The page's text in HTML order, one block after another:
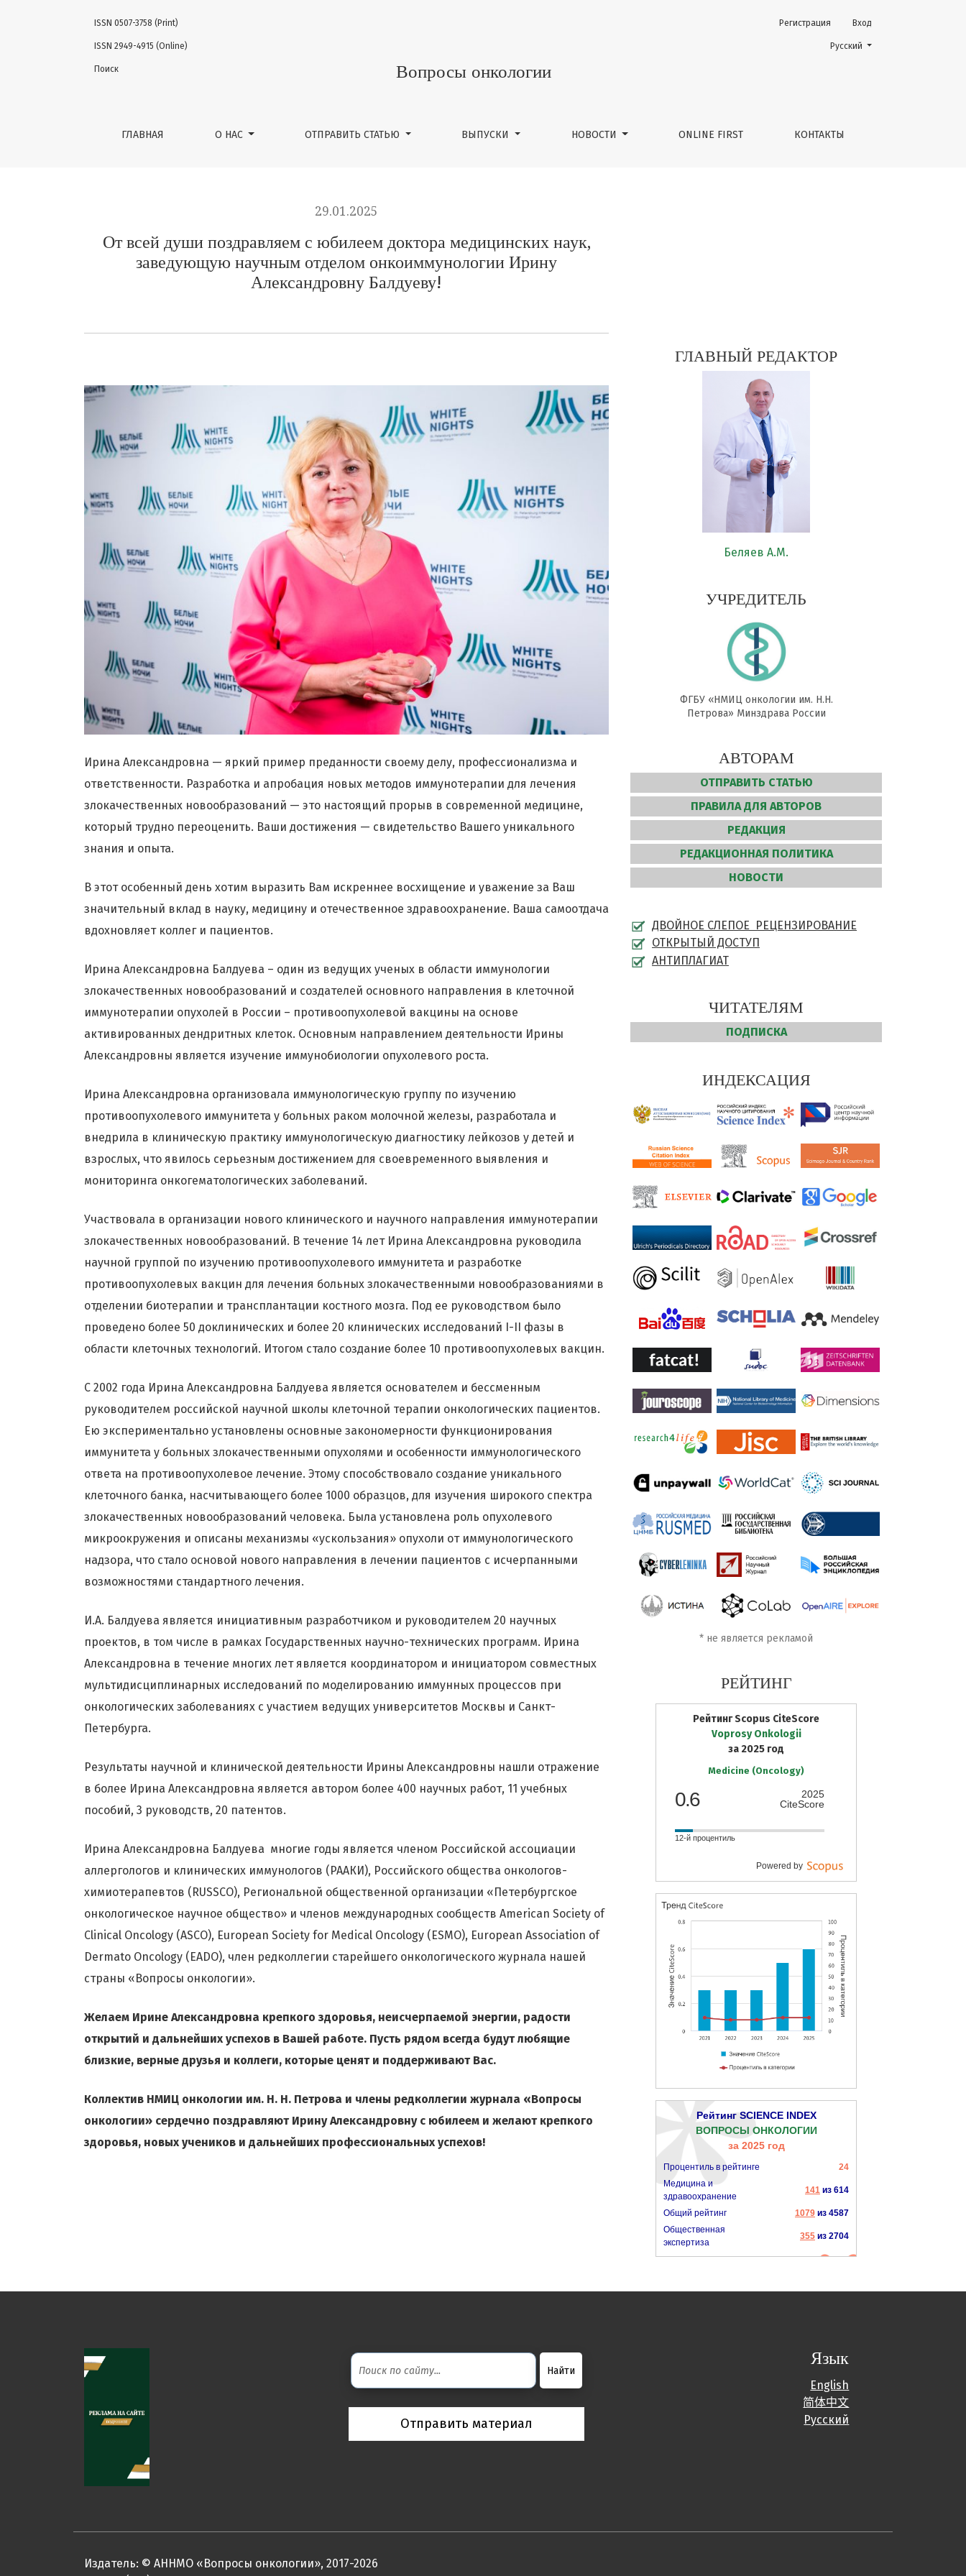
От всей души поздравляем с юбилеем доктора медицинских наук, заведующую научным отделом онкоиммунологии Ирину Александровну Балдуеву!
Вопросы онкологии
ГЛАВНАЯ О НАС ОТПРАВИТЬ СТАТЬЮ ВЫПУСКИ НОВОСТИ ONLINE FIRST КОНТАКТЫ
Регистрация Вход
ISSN 0507-3758 (Print)
ISSN 2949-4915 (Online)
Поиск
Change the language. The
Русский
29.01.2025
От всей души поздравляем с юбилеем доктора медицинских наук,
заведующую научным отделом онкоиммунологии Ирину
Александровну Балдуеву!
Ирина Александровна — яркий пример преданности своему делу, профессионализма и
ответственности. Разработка и апробация новых методов иммунотерапии для лечения
злокачественных новообразований — это настоящий прорыв в современной медицине,
который трудно переоценить. Ваши достижения — свидетельство Вашего уникального
знания и опыта.
В этот особенный день хотим выразить Вам искреннее восхищение и уважение за Ваш
значительный вклад в науку, медицину и отечественное здравоохранение. Ваша самоотдача
вдохновляет коллег и пациентов.
Ирина Александровна Балдуева – один из ведущих ученых в области иммунологии
злокачественных новообразований и создателей основного направления в клеточной
иммунотерапии опухолей в России – противоопухолевой вакцины на основе
активированных дендритных клеток. Основным направлением деятельности Ирины
Александровны является изучение иммунобиологии опухолевого роста.
Ирина Александровна организовала иммунологическую группу по изучению
противоопухолевого иммунитета у больных раком молочной железы, разработала и
внедрила в клиническую практику иммунологическую диагностику лейкозов у детей и
взрослых, что явилось серьезным достижением для своевременного выявления и
мониторинга онкогематологических заболеваний.
Участвовала в организации нового клинического и научного направления иммунотерапии
злокачественных новообразований. В течение 14 лет Ирина Александровна руководила
научной группой по изучению противоопухолевого иммунитета и разработке
противоопухолевых вакцин для лечения больных злокачественными новообразованиями в
отделении биотерапии и трансплантации костного мозга. Под ее руководством было
проведено более 50 доклинических и более 20 клинических исследований I-II фазы в
области клеточных технологий. Итогом стало создание более 10 противоопухолевых вакцин.
С 2002 года Ирина Александровна Балдуева является основателем и бессменным
руководителем российской научной школы клеточной терапии онкологических пациентов.
Ею экспериментально установлены основные закономерности функционирования
иммунитета у больных злокачественными опухолями и особенности иммунологического
ответа на противоопухолевое лечение. Этому способствовало создание уникального
клеточного банка, насчитывающего более 1000 образцов, для изучения широкого спектра
злокачественных новообразований человека. Была установлена роль опухолевого
микроокружения и описаны механизмы «ускользания» опухоли от иммунологического
надзора, что стало основой нового направления в лечении пациентов с исчерпанными
возможностями стандартного лечения.
И.А. Балдуева является инициативным разработчиком и руководителем 20 научных
проектов, в том числе в рамках Государственных научно-технических программ. Ирина
Александровна в течение многих лет является координатором и инициатором совместных
мультидисциплинарных исследований по моделированию иммунных процессов при
онкологических заболеваниях с участием ведущих университетов Москвы и Санкт-
Петербурга.
Результаты научной и клинической деятельности Ирины Александровны нашли отражение
в более Ирина Александровна является автором более 400 научных работ, 11 учебных
пособий, 3 руководств, 20 патентов.
Ирина Александровна Балдуева многие годы является членом Российской ассоциации
аллергологов и клинических иммунологов (РААКИ), Российского общества онкологов-
химиотерапевтов (RUSSCO), Региональной общественной организации «Петербургское
онкологическое научное общество» и членов международных сообществ American Society of
Clinical Oncology (ASCO), European Society for Medical Oncology (ESMO), European Association of
Dermato Oncology (EADO), член редколлегии старейшего онкологического журнала нашей
страны «Вопросы онкологии».
Желаем Ирине Александровна крепкого здоровья, неисчерпаемой энергии, радости
открытий и дальнейших успехов в Вашей работе. Пусть рядом всегда будут любящие
близкие, верные друзья и коллеги, которые ценят и поддерживают Вас.
Коллектив НМИЦ онкологии им. Н. Н. Петрова и члены редколлегии журнала «Вопросы
онкологии» сердечно поздравляют Ирину Александровну с юбилеем и желают крепкого
здоровья, новых учеников и дальнейших профессиональных успехов!
ГЛАВНЫЙ РЕДАКТОР
Беляев А.М.
УЧРЕДИТЕЛЬ
ФГБУ «НМИЦ онкологии им. Н.Н.
Петрова» Минздрава России
АВТОРАМ
ОТПРАВИТЬ СТАТЬЮ
ПРАВИЛА ДЛЯ АВТОРОВ
РЕДАКЦИЯ
РЕДАКЦИОННАЯ ПОЛИТИКА
НОВОСТИ
ДВОЙНОЕ СЛЕПОЕ РЕЦЕНЗИРОВАНИЕ
ОТКРЫТЫЙ ДОСТУП
АНТИПЛАГИАТ
ЧИТАТЕЛЯМ
ПОДПИСКА
ИНДЕКСАЦИЯ
* не является рекламой
РЕЙТИНГ
Рейтинг Scopus CiteScore
Voprosy Onkologii
за 2025 год
Medicine (Oncology)
0.6
2025
CiteScore
12-й процентиль
Powered by
Рейтинг SCIENCE INDEX
ВОПРОСЫ ОНКОЛОГИИ
за 2025 год
Процентиль в рейтинге
24
Медицина и
здравоохранение
141из 614
Общий рейтинг 1079из 4587
Общественная
экспертиза
355из 2704
Отправить материал
Язык
English
简体中文
Русский
Издатель: © АННМО «Вопросы онкологии», 2017-2026